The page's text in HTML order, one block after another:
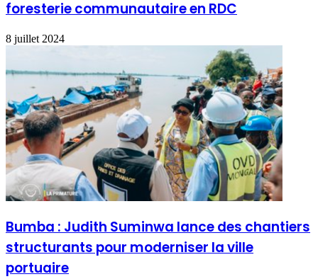
foresterie communautaire en RDC
8 juillet 2024
Bumba : Judith Suminwa lance des chantiers
structurants pour moderniser la ville
portuaire